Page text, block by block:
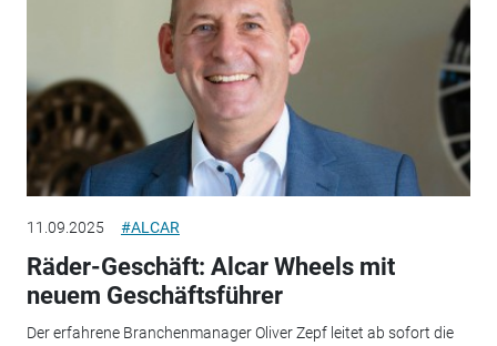
11.09.2025 #ALCAR
Räder-Geschäft: Alcar Wheels mit
neuem Geschäftsführer
Der erfahrene Branchenmanager Oliver Zepf leitet ab sofort die